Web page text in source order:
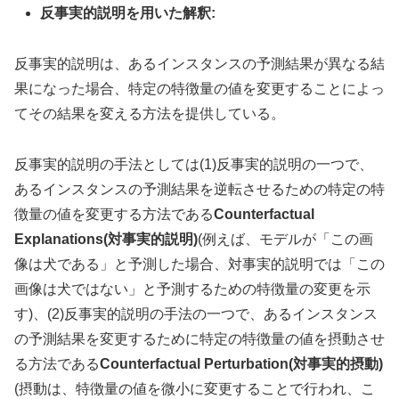
反事実的説明を用いた解釈:
反事実的説明は、あるインスタンスの予測結果が異なる結
果になった場合、特定の特徴量の値を変更することによっ
てその結果を変える方法を提供している。
反事実的説明の手法としては(1)反事実的説明の一つで、
あるインスタンスの予測結果を逆転させるための特定の特
徴量の値を変更する方法であるCounterfactual
Explanations(対事実的説明)(例えば、モデルが「この画
像は犬である」と予測した場合、対事実的説明では「この
画像は犬ではない」と予測するための特徴量の変更を示
す)、(2)反事実的説明の手法の一つで、あるインスタンス
の予測結果を変更するために特定の特徴量の値を摂動させ
る方法であるCounterfactual Perturbation(対事実的摂動)
(摂動は、特徴量の値を微小に変更することで行われ、こ